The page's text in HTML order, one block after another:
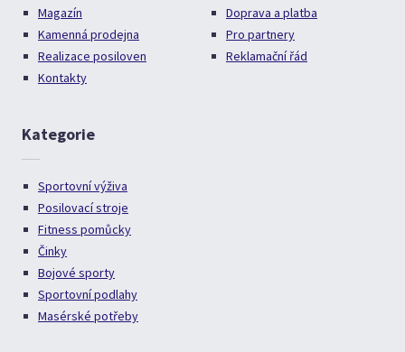
Magazín
Kamenná prodejna
Realizace posiloven
Kontakty
Doprava a platba
Pro partnery
Reklamační řád
Kategorie
Sportovní výživa
Posilovací stroje
Fitness pomůcky
Činky
Bojové sporty
Sportovní podlahy
Masérské potřeby